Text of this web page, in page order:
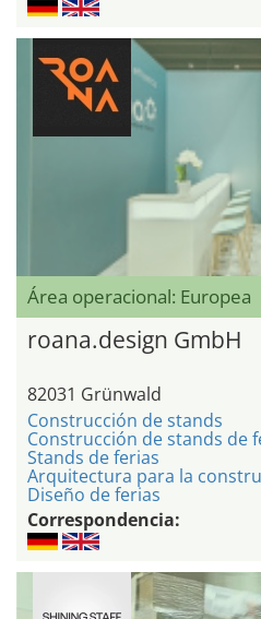
Área operacional: Europea
roana.design GmbH
82031 Grünwald
Construcción de stands
Construcción de stands de
Stands de ferias
Arquitectura para la
Diseño de ferias
Correspondencia: